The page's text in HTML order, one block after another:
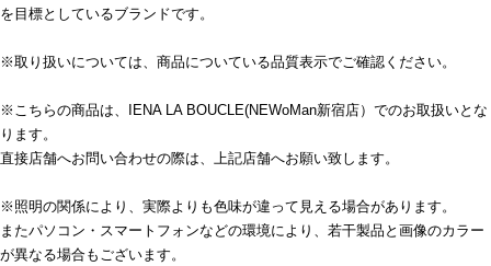
を目標としているブランドです。
※取り扱いについては、商品についている品質表示でご確認ください。
※こちらの商品は、IENA LA BOUCLE(NEWoMan新宿店）でのお取扱いとな
ります。
直接店舗へお問い合わせの際は、上記店舗へお願い致します。
※照明の関係により、実際よりも色味が違って見える場合があります。
またパソコン・スマートフォンなどの環境により、若干製品と画像のカラー
が異なる場合もございます。